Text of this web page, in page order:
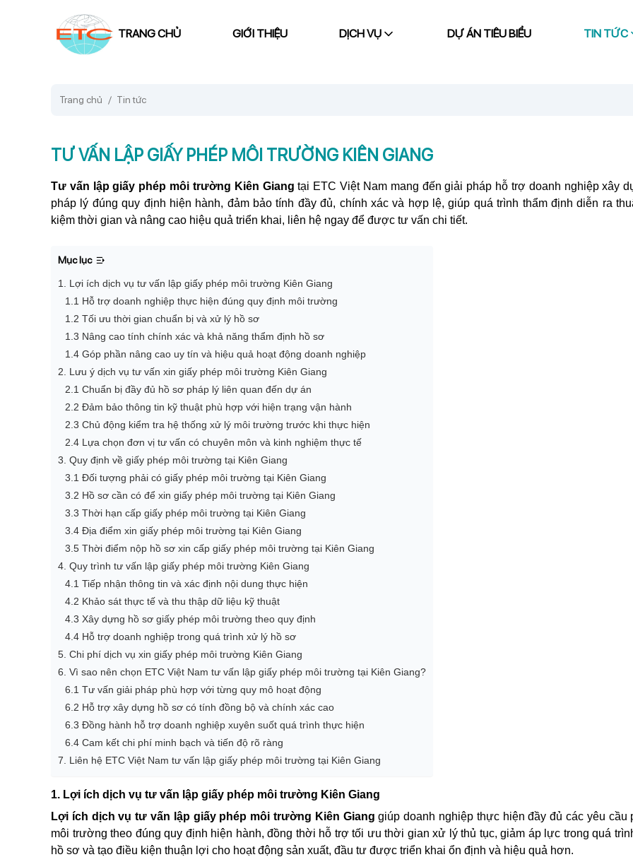
TRANG CHỦ GIỚI THIỆU DỊCH VỤ DỰ ÁN TIÊU BIỂU TIN TỨC
Trang chủ Tin tức
TƯ VẤN LẬP GIẤY PHÉP MÔI TRƯỜNG KIÊN GIANG
Tư vấn lập giấy phép môi trường Kiên Giang tại ETC Việt Nam mang đến giải pháp hỗ trợ doanh nghiệp xây
pháp lý đúng quy định hiện hành, đảm bảo tính đầy đủ, chính xác và hợp lệ, giúp quá trình thẩm định diễn ra
kiệm thời gian và nâng cao hiệu quả triển khai, liên hệ ngay để được tư vấn chi tiết.
Mục lục
1. Lợi ích dịch vụ tư vấn lập giấy phép môi trường Kiên Giang
1.1 Hỗ trợ doanh nghiệp thực hiện đúng quy định môi trường
1.2 Tối ưu thời gian chuẩn bị và xử lý hồ sơ
1.3 Nâng cao tính chính xác và khả năng thẩm định hồ sơ
1.4 Góp phần nâng cao uy tín và hiệu quả hoạt động doanh nghiệp
2. Lưu ý dịch vụ tư vấn xin giấy phép môi trường Kiên Giang
2.1 Chuẩn bị đầy đủ hồ sơ pháp lý liên quan đến dự án
2.2 Đảm bảo thông tin kỹ thuật phù hợp với hiện trạng vận hành
2.3 Chủ động kiểm tra hệ thống xử lý môi trường trước khi thực hiện
2.4 Lựa chọn đơn vị tư vấn có chuyên môn và kinh nghiệm thực tế
3. Quy định về giấy phép môi trường tại Kiên Giang
3.1 Đối tượng phải có giấy phép môi trường tại Kiên Giang
3.2 Hồ sơ cần có để xin giấy phép môi trường tại Kiên Giang
3.3 Thời hạn cấp giấy phép môi trường tại Kiên Giang
3.4 Địa điểm xin giấy phép môi trường tại Kiên Giang
3.5 Thời điểm nộp hồ sơ xin cấp giấy phép môi trường tại Kiên Giang
4. Quy trình tư vấn lập giấy phép môi trường Kiên Giang
4.1 Tiếp nhận thông tin và xác định nội dung thực hiện
4.2 Khảo sát thực tế và thu thập dữ liệu kỹ thuật
4.3 Xây dựng hồ sơ giấy phép môi trường theo quy định
4.4 Hỗ trợ doanh nghiệp trong quá trình xử lý hồ sơ
5. Chi phí dịch vụ xin giấy phép môi trường Kiên Giang
6. Vì sao nên chọn ETC Việt Nam tư vấn lập giấy phép môi trường tại Kiên Giang?
6.1 Tư vấn giải pháp phù hợp với từng quy mô hoạt động
6.2 Hỗ trợ xây dựng hồ sơ có tính đồng bộ và chính xác cao
6.3 Đồng hành hỗ trợ doanh nghiệp xuyên suốt quá trình thực hiện
6.4 Cam kết chi phí minh bạch và tiến độ rõ ràng
7. Liên hệ ETC Việt Nam tư vấn lập giấy phép môi trường tại Kiên Giang
1. Lợi ích dịch vụ tư vấn lập giấy phép môi trường Kiên Giang
Lợi ích dịch vụ tư vấn lập giấy phép môi trường Kiên Giang giúp doanh nghiệp thực hiện đầy đủ các yêu cầu
môi trường theo đúng quy định hiện hành, đồng thời hỗ trợ tối ưu thời gian xử lý thủ tục, giảm áp lực trong quá
hồ sơ và tạo điều kiện thuận lợi cho hoạt động sản xuất, đầu tư được triển khai ổn định và hiệu quả hơn.